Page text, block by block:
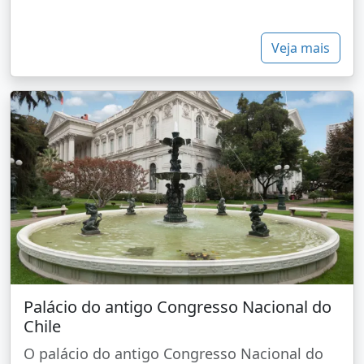
Veja mais
Palácio do antigo Congresso Nacional do
Chile
O palácio do antigo Congresso Nacional do